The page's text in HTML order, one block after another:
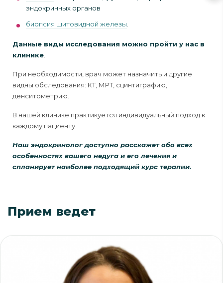
эндокринных органов
биопсия щитовидной железы
Данные виды исследования можно пройти у нас в
клинике
При необходимости, врач может назначить и другие
видны обследования: КТ, МРТ, сцинтиграфию,
денситометрию.
В нашей клинике практикуется индивидуальный подход к
каждому пациенту.
Наш эндокринолог доступно расскажет обо всех
особенностях вашего недуга и его лечения и
спланирует наиболее подходящий курс терапии.
Прием ведет